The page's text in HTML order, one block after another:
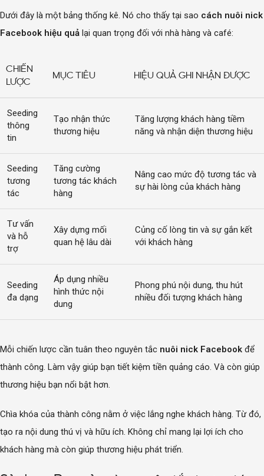
Dưới đây là một bảng thống kê. Nó cho thấy tại sao cách nuôi nick
Facebook hiệu quả lại quan trọng đối với nhà hàng và café:
CHIẾN
LƯỢC
MỤC TIÊU HIỆU QUẢ GHI NHẬN ĐƯỢC
Seeding
thông
tin
Tạo nhận thức
thương hiệu
Tăng lượng khách hàng tiềm
năng và nhận diện thương hiệu
Seeding
tương
tác
Tăng cường
tương tác khách
hàng
Nâng cao mức độ tương tác và
sự hài lòng của khách hàng
Tư vấn
và hỗ
trợ
Xây dựng mối
quan hệ lâu dài
Củng cố lòng tin và sự gắn kết
với khách hàng
Seeding
đa dạng
Áp dụng nhiều
hình thức nội
dung
Phong phú nội dung, thu hút
nhiều đối tượng khách hàng
Mỗi chiến lược cần tuân theo nguyên tắc nuôi nick Facebook để
thành công. Làm vậy giúp bạn tiết kiệm tiền quảng cáo. Và còn giúp
thương hiệu bạn nổi bật hơn.
Chìa khóa của thành công nằm ở việc lắng nghe khách hàng. Từ đó,
tạo ra nội dung thú vị và hữu ích. Không chỉ mang lại lợi ích cho
khách hàng mà còn giúp thương hiệu phát triển.